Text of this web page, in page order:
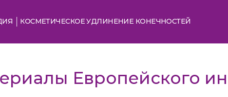
КОСМЕТИЧЕСКОЕ УДЛИНЕНИЕ КОНЕЧНОСТЕЙ
Европейского